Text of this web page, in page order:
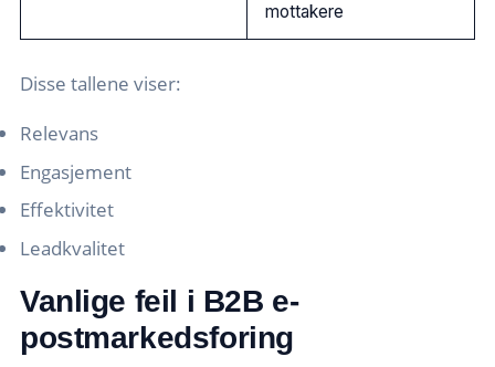
mottakere
Disse tallene viser:
Relevans
Engasjement
Effektivitet
Leadkvalitet
Vanlige feil i B2B e-
postmarkedsforing